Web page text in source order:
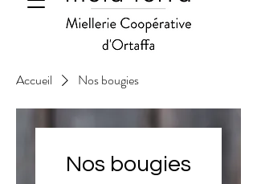
Accueil Nos bougies
Nos bougies